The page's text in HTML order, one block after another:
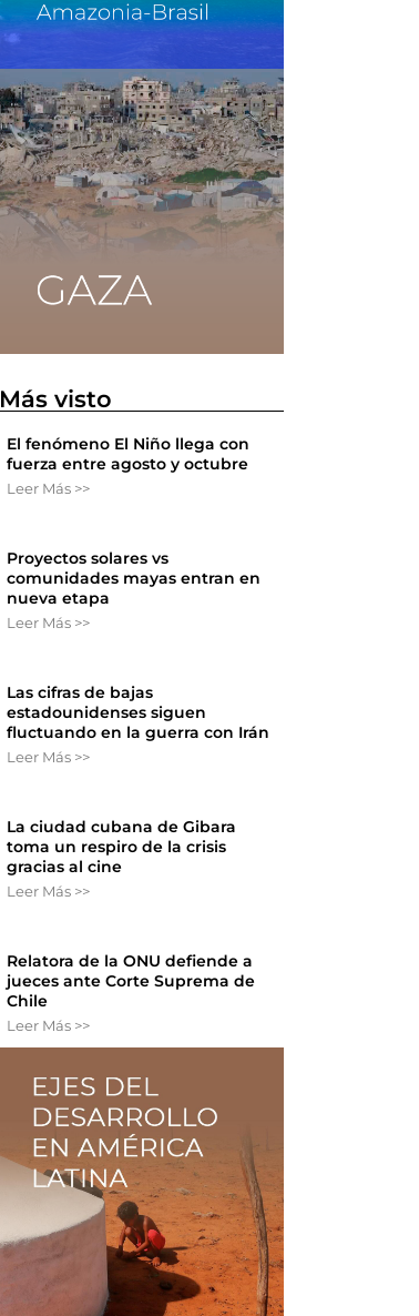
Más visto
El fenómeno El Niño llega con
fuerza entre agosto y octubre
Leer Más >>
Proyectos solares vs
comunidades mayas entran en
nueva etapa
Leer Más >>
Las cifras de bajas
estadounidenses siguen
fluctuando en la guerra con Irán
Leer Más >>
La ciudad cubana de Gibara
toma un respiro de la crisis
gracias al cine
Leer Más >>
Relatora de la ONU defiende a
jueces ante Corte Suprema de
Chile
Leer Más >>